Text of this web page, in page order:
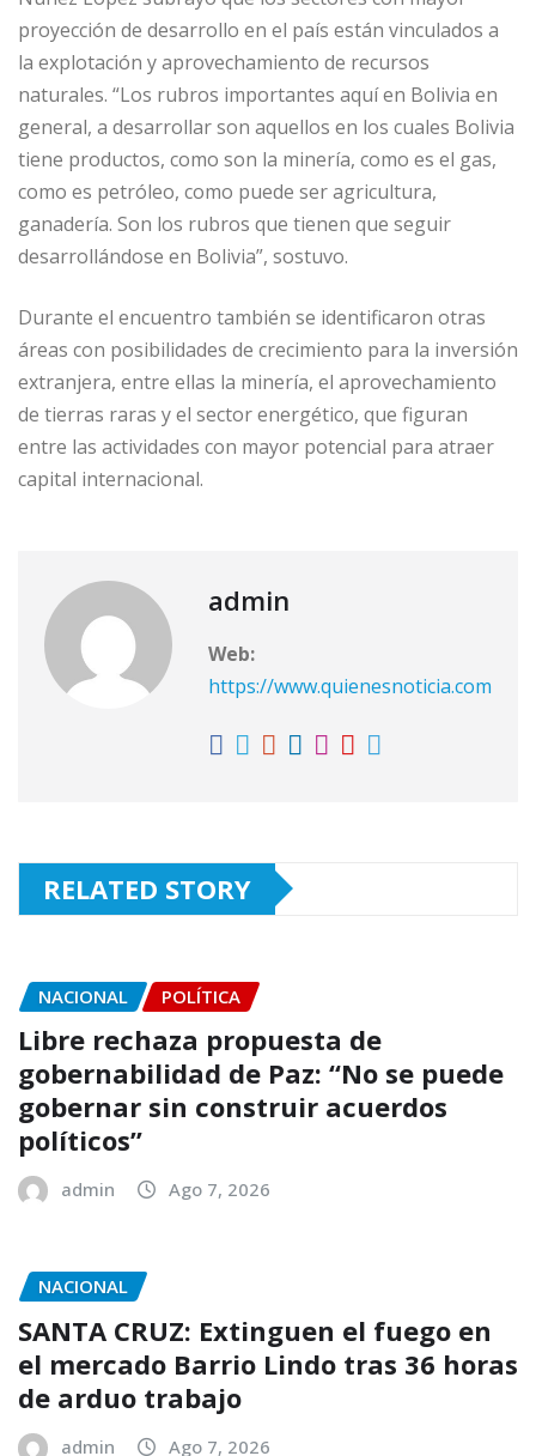
proyección de desarrollo en el país están vinculados a
la explotación y aprovechamiento de recursos
naturales. “Los rubros importantes aquí en Bolivia en
general, a desarrollar son aquellos en los cuales Bolivia
tiene productos, como son la minería, como es el gas,
como es petróleo, como puede ser agricultura,
ganadería. Son los rubros que tienen que seguir
desarrollándose en Bolivia”, sostuvo.
Durante el encuentro también se identificaron otras
áreas con posibilidades de crecimiento para la inversión
extranjera, entre ellas la minería, el aprovechamiento
de tierras raras y el sector energético, que figuran
entre las actividades con mayor potencial para atraer
capital internacional.
admin
Web:
https://www.quienesnoticia.com
RELATED STORY
NACIONAL POLÍTICA
Libre rechaza propuesta de
gobernabilidad de Paz: “No se puede
gobernar sin construir acuerdos
políticos”
admin Ago 7, 2026
NACIONAL
SANTA CRUZ: Extinguen el fuego en
el mercado Barrio Lindo tras 36 horas
de arduo trabajo
admin Ago 7, 2026